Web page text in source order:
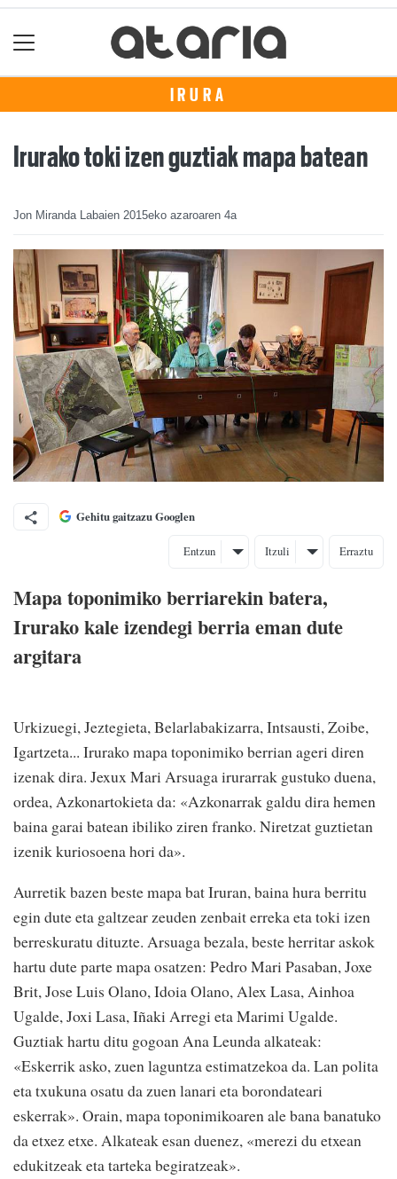
IRURA
Irurako toki izen guztiak mapa batean
Jon Miranda Labaien 2015eko azaroaren 4a
Gehitu gaitzazu Googlen
Entzun Itzuli Erraztu
Mapa toponimiko berriarekin batera,
Irurako kale izendegi berria eman dute
argitara
Urkizuegi, Jeztegieta, Belarlabakizarra, Intsausti, Zoibe,
Igartzeta... Irurako mapa toponimiko berrian ageri diren
izenak dira. Jexux Mari Arsuaga irurarrak gustuko duena,
ordea, Azkonartokieta da: «Azkonarrak galdu dira hemen
baina garai batean ibiliko ziren franko. Niretzat guztietan
izenik kuriosoena hori da».
Aurretik bazen beste mapa bat Iruran, baina hura berritu
egin dute eta galtzear zeuden zenbait erreka eta toki izen
berreskuratu dituzte. Arsuaga bezala, beste herritar askok
hartu dute parte mapa osatzen: Pedro Mari Pasaban, Joxe
Brit, Jose Luis Olano, Idoia Olano, Alex Lasa, Ainhoa
Ugalde, Joxi Lasa, Iñaki Arregi eta Marimi Ugalde.
Guztiak hartu ditu gogoan Ana Leunda alkateak:
«Eskerrik asko, zuen laguntza estimatzekoa da. Lan polita
eta txukuna osatu da zuen lanari eta borondateari
eskerrak». Orain, mapa toponimikoaren ale bana banatuko
da etxez etxe. Alkateak esan duenez, «merezi du etxean
edukitzeak eta tarteka begiratzeak».